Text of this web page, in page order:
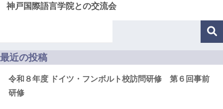
神戸国際語言学院との交流会
最近の投稿
令和８年度 ドイツ・フンボルト校訪問研修 第６回事前
研修